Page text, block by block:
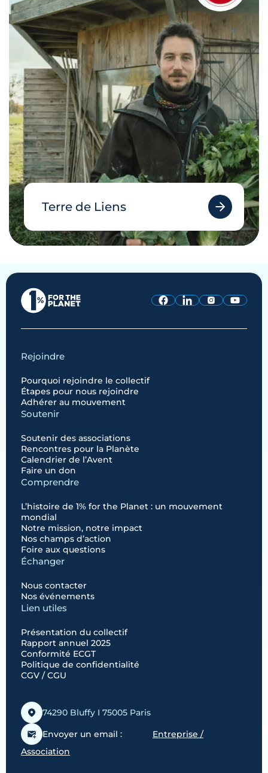
Terre de Liens
Rejoindre
Pourquoi rejoindre le collectif
Étapes pour nous rejoindre
Adhérer au mouvement
Soutenir
Soutenir des associations
Rencontres pour la Planète
Calendrier de l’Avent
Faire un don
Comprendre
L’histoire de 1% for the Planet : un mouvement
mondial
Notre mission, notre impact
Nos champs d’action
Foire aux questions
Échanger
Nous contacter
Nos événements
Lien utiles
Présentation du collectif
Rapport annuel 2025
Conformité ECGT
Politique de confidentialité
CGV / CGU
74290 Bluffy I 75005 Paris
Envoyer un email :
Entreprise /
Association